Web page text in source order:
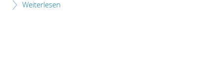
Weiterlesen